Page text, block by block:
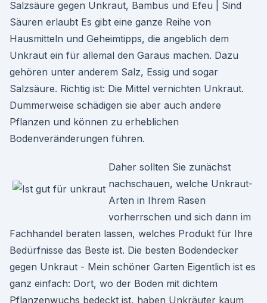
Salzsäure gegen Unkraut, Bambus und Efeu | Sind
Säuren erlaubt Es gibt eine ganze Reihe von
Hausmitteln und Geheimtipps, die angeblich dem
Unkraut ein für allemal den Garaus machen. Dazu
gehören unter anderem Salz, Essig und sogar
Salzsäure. Richtig ist: Die Mittel vernichten Unkraut.
Dummerweise schädigen sie aber auch andere
Pflanzen und können zu erheblichen
Bodenveränderungen führen.
Daher sollten Sie zunächst
nachschauen, welche Unkraut-
Arten in Ihrem Rasen
vorherrschen und sich dann im
Fachhandel beraten lassen, welches Produkt für Ihre
Bedürfnisse das Beste ist. Die besten Bodendecker
gegen Unkraut - Mein schöner Garten Eigentlich ist es
ganz einfach: Dort, wo der Boden mit dichtem
Pflanzenwuchs bedeckt ist, haben Unkräuter kaum